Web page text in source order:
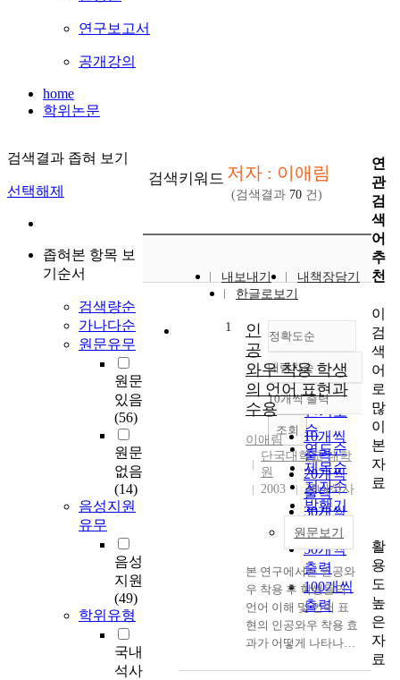
연구보고서
공개강의
home
학위논문
검색결과 좁혀 보기
선택해제
좁혀본 항목 보
기순서
검색량순
가나다순
원문유무
원문
있음
(56)
원문
없음
(14)
음성지원
유무
음성
지원
(49)
학위유형
국내
석사
검색키워드 저자 : 이애림
(검색결과 70 건)
내보내기
내책장담기
한글로보기
정확도순
정확도
순
인기도
순
연도순
제목순
저자순
발행기
관순
내림차순
내림차순
10개씩 출력
10개씩
출력
20개씩
출력
30개씩
출력
50개씩
출력
100개씩
출력
조회
1
인
공
와우 착용 학생
의 언어 표현과
수용
이애림
단국대학교 대학
원
2003
국내석사
원문보기
본 연구에서는 인공와
우 착용 후 학생들의
언어 이해 및 언어 표
현의 인공와우 착용 효
과가 어떻게 나타나는
연
관
검
색
어
추
천
이
검
색
어
로
많
이
본
자
료
활
용
도
높
은
자
료